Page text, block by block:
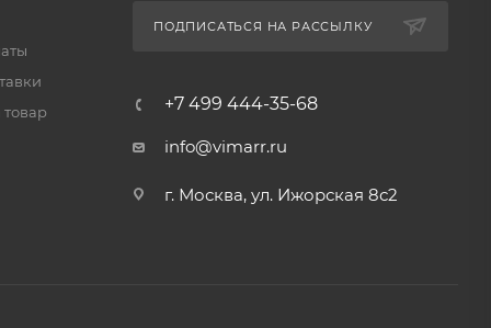
товар
ПОДПИСАТЬСЯ НА РАССЫЛКУ
+7 499 444-35-68
info@vimarr.ru
г. Москва, ул. Ижорская 8с2